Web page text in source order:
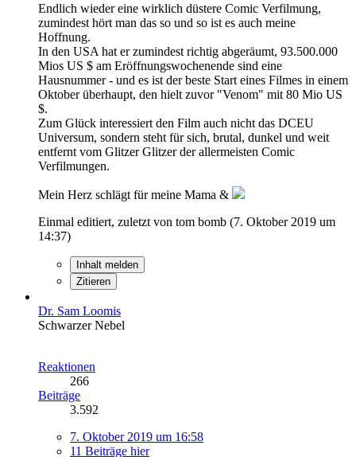
Endlich wieder eine wirklich düstere Comic Verfilmung,
zumindest hört man das so und so ist es auch meine
Hoffnung.
In den USA hat er zumindest richtig abgeräumt, 93.500.000
Mios US $ am Eröffnungswochenende sind eine
Hausnummer - und es ist der beste Start eines Filmes in einem
Oktober überhaupt, den hielt zuvor "Venom" mit 80 Mio US
$.
Zum Glück interessiert den Film auch nicht das DCEU
Universum, sondern steht für sich, brutal, dunkel und weit
entfernt vom Glitzer Glitzer der allermeisten Comic
Verfilmungen.
Mein Herz schlägt für meine Mama &
Einmal editiert, zuletzt von tom bomb (7. Oktober 2019 um
14:37)
Inhalt melden
Zitieren
Dr. Sam Loomis
Schwarzer Nebel
Reaktionen
266
Beiträge
3.592
7. Oktober 2019 um 16:58
11 Beiträge hier